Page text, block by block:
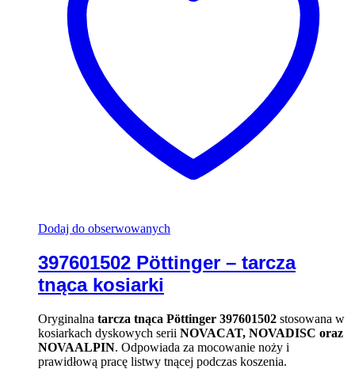
Dodaj do obserwowanych
397601502 Pöttinger – tarcza
tnąca kosiarki
Oryginalna tarcza tnąca Pöttinger 397601502 stosowana w
kosiarkach dyskowych serii NOVACAT, NOVADISC oraz
NOVAALPIN. Odpowiada za mocowanie noży i
prawidłową pracę listwy tnącej podczas koszenia.